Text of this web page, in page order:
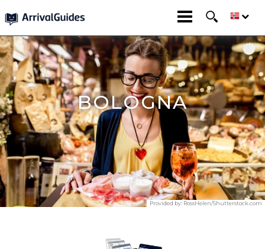
BOLOGNA
Provided by: RossHelen/Shutterstock.com